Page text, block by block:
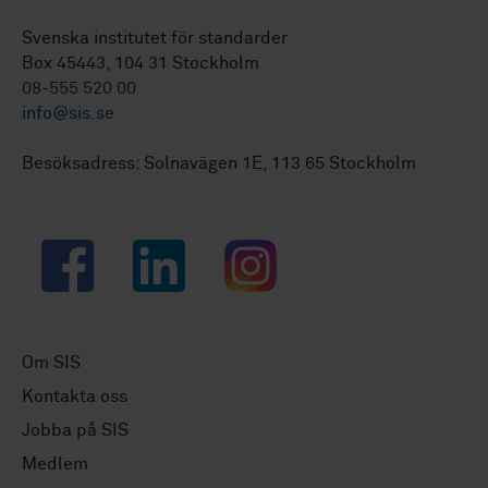
Svenska institutet för standarder
Box 45443, 104 31 Stockholm
08-555 520 00
info@sis.se
Besöksadress: Solnavägen 1E, 113 65 Stockholm
Facebook LinkedIn Instagram
Om SIS
Kontakta oss
Jobba på SIS
Medlem